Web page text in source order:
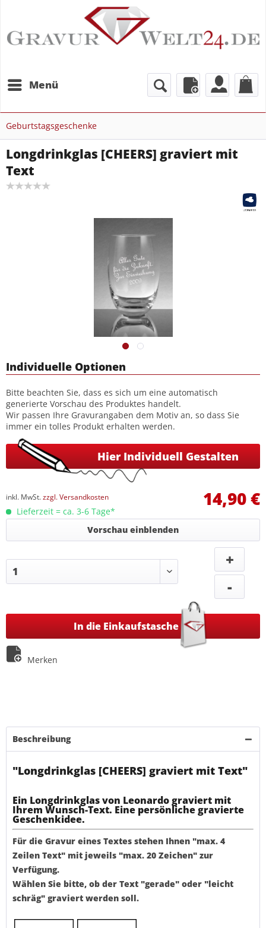
Menü
Geburtstagsgeschenke
Longdrinkglas [CHEERS] graviert mit
Text
Individuelle Optionen
Bitte beachten Sie, dass es sich um eine automatisch
generierte Vorschau des Produktes handelt.
Wir passen Ihre Gravurangaben dem Motiv an, so dass Sie
immer ein tolles Produkt erhalten werden.
Hier Individuell Gestalten
14,90 €
inkl. MwSt.zzgl. Versandkosten
Lieferzeit = ca. 3-6 Tage*
Vorschau einblenden
+
-
In die Einkaufstasche
Merken
Beschreibung
"Longdrinkglas [CHEERS] graviert mit Text"
Ein Longdrinkglas von Leonardo graviert mit
Ihrem Wunsch-Text. Eine persönliche gravierte
Geschenkidee.
Für die Gravur eines Textes stehen Ihnen "max. 4
Zeilen Text" mit jeweils "max. 20 Zeichen" zur
Verfügung.
Wählen Sie bitte, ob der Text "gerade" oder "leicht
schräg" graviert werden soll.